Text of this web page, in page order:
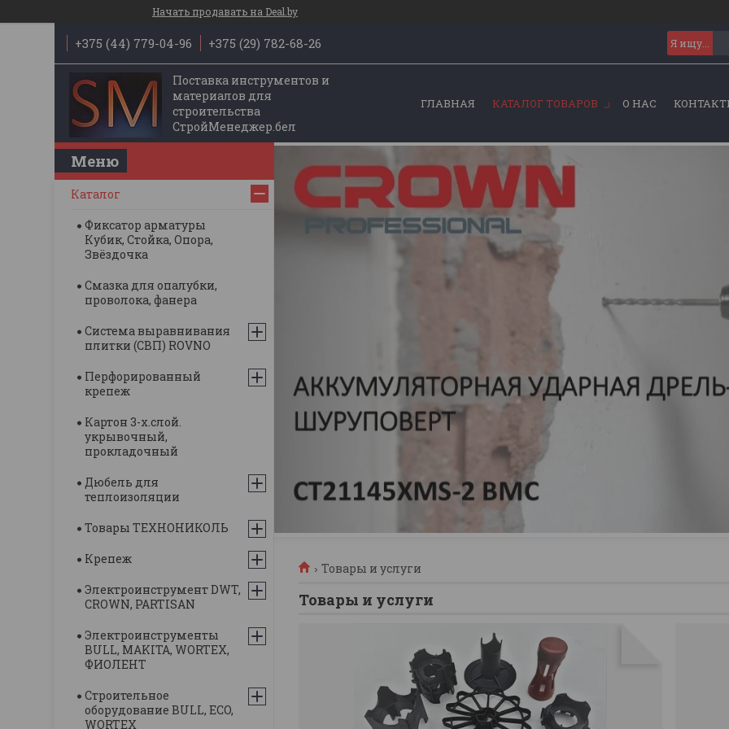
Начать продавать на Deal.by
+375 (44) 779-04-96 +375 (29) 782-68-26
Поставка инструментов и
материалов для
строительства
СтройМенеджер.бел
ГЛАВНАЯ КАТАЛОГ ТОВАРОВ О НАС
Товары и услуги
Товары и услуги
Каталог
Фиксатор арматуры
Кубик, Стойка, Опора,
Звёздочка
Смазка для опалубки,
проволока, фанера
Система выравнивания
плитки (СВП) ROVNO
Перфорированный
крепеж
Картон 3-х.слой.
укрывочный,
прокладочный
Дюбель для
теплоизоляции
Товары ТЕХНОНИКОЛЬ
Крепеж
Электроинструмент DWT,
CROWN, PARTISAN
Электроинструменты
BULL, MAKITA, WORTEX,
ФИОЛЕНТ
Строительное
оборудование BULL, ECO,
WORTEX